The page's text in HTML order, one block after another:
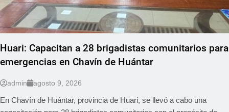
Huari: Capacitan a 28 brigadistas comunitarios para
emergencias en Chavín de Huántar
admin agosto 9, 2026
En Chavín de Huántar, provincia de Huari, se llevó a cabo una